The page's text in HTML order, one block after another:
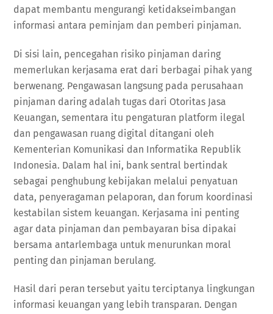
dapat membantu mengurangi ketidakseimbangan
informasi antara peminjam dan pemberi pinjaman.
Di sisi lain, pencegahan risiko pinjaman daring
memerlukan kerjasama erat dari berbagai pihak yang
berwenang. Pengawasan langsung pada perusahaan
pinjaman daring adalah tugas dari Otoritas Jasa
Keuangan, sementara itu pengaturan platform ilegal
dan pengawasan ruang digital ditangani oleh
Kementerian Komunikasi dan Informatika Republik
Indonesia. Dalam hal ini, bank sentral bertindak
sebagai penghubung kebijakan melalui penyatuan
data, penyeragaman pelaporan, dan forum koordinasi
kestabilan sistem keuangan. Kerjasama ini penting
agar data pinjaman dan pembayaran bisa dipakai
bersama antarlembaga untuk menurunkan moral
penting dan pinjaman berulang.
Hasil dari peran tersebut yaitu terciptanya lingkungan
informasi keuangan yang lebih transparan. Dengan